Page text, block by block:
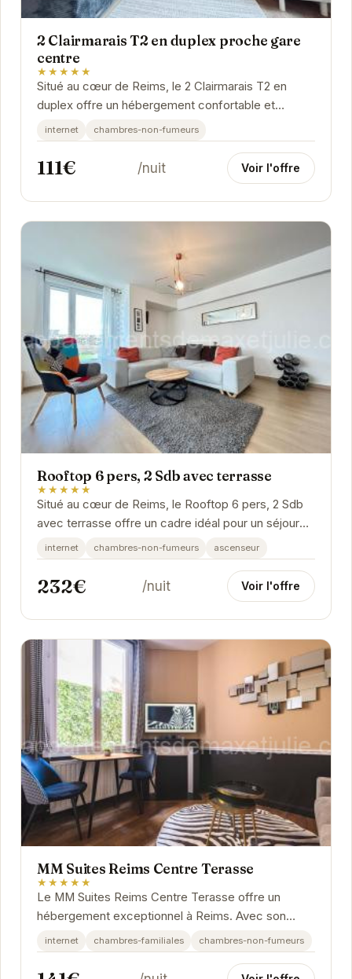
2 Clairmarais T2 en duplex proche gare
centre
★★★★★
Situé au cœur de Reims, le 2 Clairmarais T2 en
duplex offre un hébergement confortable et
moderne à proximité des principales attractions.
Cet...
internet chambres-non-fumeurs
111€ /nuit Voir l'offre
Rooftop 6 pers, 2 Sdb avec terrasse
★★★★★
Situé au cœur de Reims, le Rooftop 6 pers, 2 Sdb
avec terrasse offre un cadre idéal pour un séjour
mémorable. Ses deux salles de bain et sa...
internet chambres-non-fumeurs ascenseur
232€ /nuit Voir l'offre
MM Suites Reims Centre Terasse
★★★★★
Le MM Suites Reims Centre Terasse offre un
hébergement exceptionnel à Reims. Avec son
emplacement central et ses équipements
modernes, il est...
internet chambres-familiales chambres-non-fumeurs